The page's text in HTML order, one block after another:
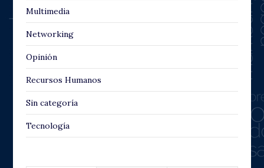
Multimedia
Networking
Opinión
Recursos Humanos
Sin categoría
Tecnología